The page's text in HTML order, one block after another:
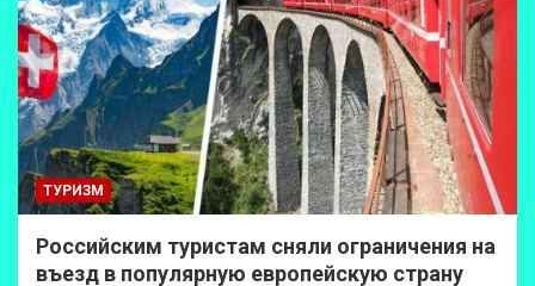
ТУРИЗМ
Российским туристам сняли ограничения на
въезд в популярную европейскую страну